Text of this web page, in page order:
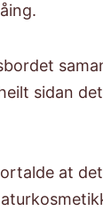
sidan
at